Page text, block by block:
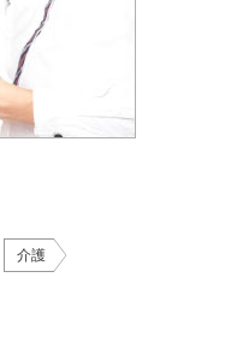
介護